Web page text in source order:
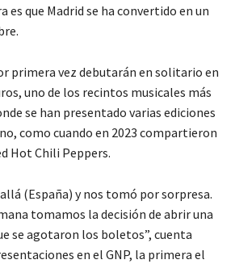
es que Madrid se ha convertido en un
primera vez debutarán en solitario en
uno de los recintos musicales más
se han presentado varias ediciones
como cuando en 2023 compartieron
Hot Chili Peppers.
(España) y nos tomó por sorpresa.
tomamos la decisión de abrir una
se agotaron los boletos”, cuenta
en el GNP, la primera el